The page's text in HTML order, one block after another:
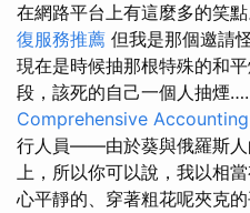
在網路平台上有這麼多的笑點
復服務推薦 但我是那個邀請
現在是時候抽那根特殊的和
段，該死的自己一個人抽煙
Comprehensive
行人員——由於葵與俄羅斯
上，所以你可以說，我以相
心平靜的、穿著粗花呢夾克